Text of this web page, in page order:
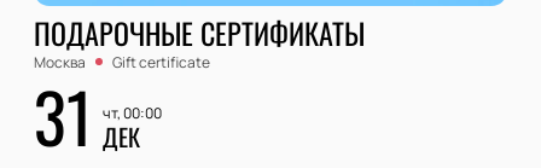
ПОДАРОЧНЫЕ СЕРТИФИКАТЫ
Москва Gift certificate
31 чт, 00:00
ДЕК